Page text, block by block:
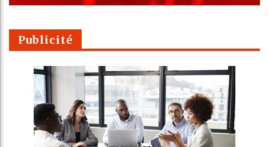
Publicité